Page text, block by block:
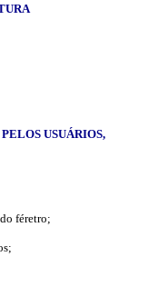
USUÁRIOS,
féretro;